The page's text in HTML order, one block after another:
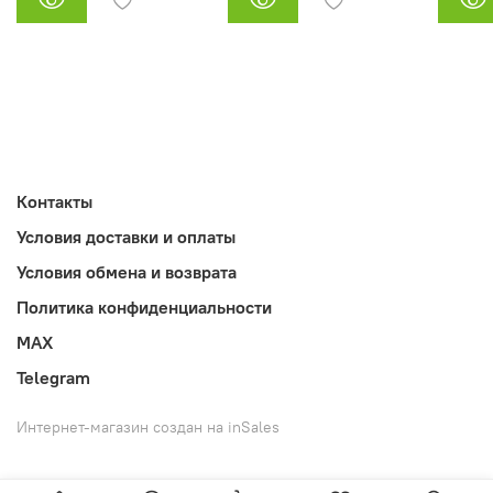
Контакты
Условия доставки и оплаты
Условия обмена и возврата
Политика конфиденциальности
MAX
Telegram
Интернет-магазин создан на inSales